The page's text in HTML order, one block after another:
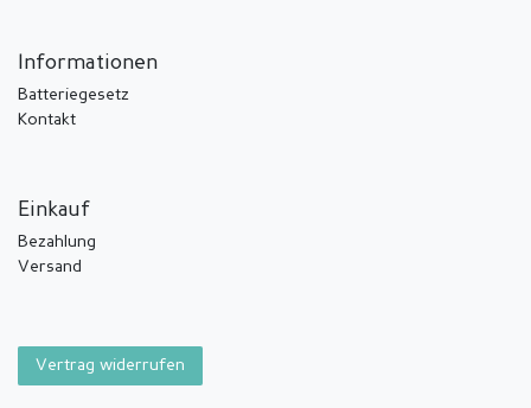
Informationen
Batteriegesetz
Kontakt
Einkauf
Bezahlung
Versand
Vertrag widerrufen